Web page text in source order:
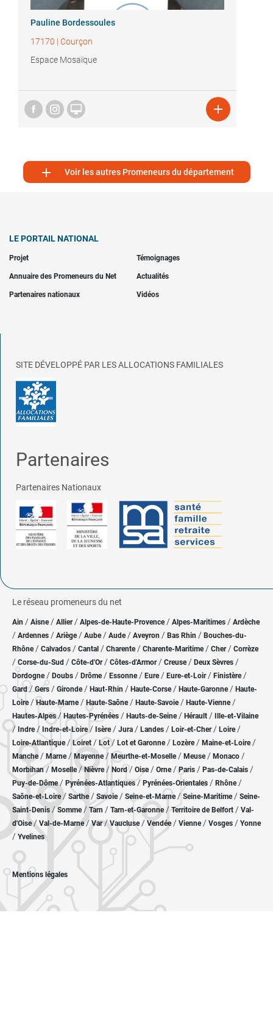
Pauline Bordessoules
17170 | Courçon
Espace Mosaïque
 
 Voir les autres Promeneurs du département
LE PORTAIL NATIONAL
Projet Témoignages
Annuaire des Promeneurs du Net Actualités
Partenaires nationaux Vidéos
SITE DÉVELOPPÉ PAR LES ALLOCATIONS FAMILIALES
Partenaires
Partenaires Nationaux
Le réseau promeneurs du net
Ain / Aisne/ Allier/ Alpes-de-Haute-Provence / Alpes-Maritimes / Ardèche
/ Ardennes / Ariège/ Aube/ Aude / Aveyron / Bas Rhin / Bouches-du-
Rhône/ Calvados / Cantal / Charente / Charente-Maritime/ Cher / Corrèze
/ Corse-du-Sud / Côte-d'Or / Côtes-d'Armor/ Creuse/ Deux Sèvres /
Dordogne/ Doubs / Drôme/ Essonne / Eure/ Eure-et-Loir / Finistère/
Gard/Gers / Gironde/ Haut-Rhin / Haute-Corse/ Haute-Garonne/ Haute-
Loire/Haute-Marne/ Haute-Saône/ Haute-Savoie/ Haute-Vienne/
Hautes-Alpes/ Hautes-Pyrénées / Hauts-de-Seine/ Hérault / Ille-et-Vilaine
/ Indre/ Indre-et-Loire/ Isère/ Jura / Landes / Loir-et-Cher/ Loire/
Loire-Atlantique/ Loiret / Lot/ Lot et Garonne/ Lozère / Maine-et-Loire/
Manche/ Marne/ Mayenne/ Meurthe-et-Moselle/ Meuse/ Monaco /
Morbihan/ Moselle/ Nièvre / Nord/ Oise / Orne/Paris / Pas-de-Calais /
Puy-de-Dôme/ Pyrénées-Atlantiques / Pyrénées-Orientales / Rhône/
Saône-et-Loire/ Sarthe/ Savoie/ Seine-et-Marne/ Seine-Maritime/ Seine-
Saint-Denis /Somme/ Tarn / Tarn-et-Garonne/Territoire de Belfort / Val-
d'Oise/ Val-de-Marne/Var/Vaucluse/ Vendée/ Vienne/ Vosges / Yonne
/ Yvelines
Mentions légales